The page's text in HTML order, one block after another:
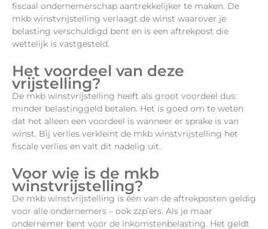
fiscaal ondernemerschap aantrekkelijker te maken. De
mkb winstvrijstelling verlaagt de winst waarover je
belasting verschuldigd bent en is een aftrekpost die
wettelijk is vastgesteld.
Het voordeel van deze
vrijstelling?
De mkb winstvrijstelling heeft als groot voordeel dus:
minder belastinggeld betalen. Het is goed om te weten
dat het alleen een voordeel is wanneer er sprake is van
winst. Bij verlies verkleint de mkb winstvrijstelling het
fiscale verlies en valt dit nadelig uit.
Voor wie is de mkb
winstvrijstelling?
De mkb winstvrijstelling is één van de aftrekposten geldig
voor alle ondernemers – ook zzp’ers. Als je maar
ondernemer bent voor de inkomstenbelasting. Het geldt